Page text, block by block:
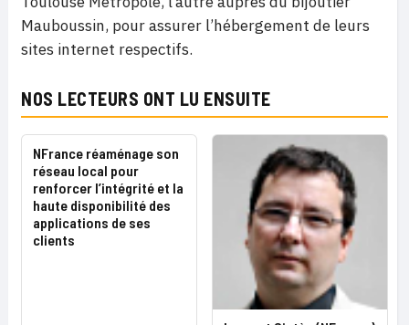
Mauboussin, pour assurer l’hébergement de leurs
sites internet respectifs.
NOS LECTEURS ONT LU ENSUITE
NFrance réaménage son
réseau local pour
renforcer l’intégrité et la
haute disponibilité des
applications de ses
clients